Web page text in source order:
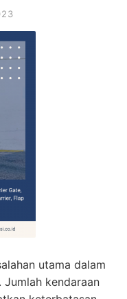
utama dalam
kendaraan